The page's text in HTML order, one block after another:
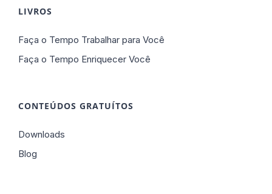
LIVROS
Faça o Tempo Trabalhar para Você
Faça o Tempo Enriquecer Você
CONTEÚDOS GRATUÍTOS
Downloads
Blog